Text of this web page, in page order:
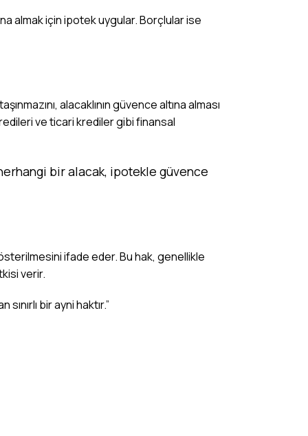
almak için ipotek uygular. Borçlular ise
alacaklının güvence altına alması
ve ticari krediler gibi finansal
bir alacak, ipotekle güvence
ifade eder. Bu hak, genellikle
verir.
bir ayni haktır.”